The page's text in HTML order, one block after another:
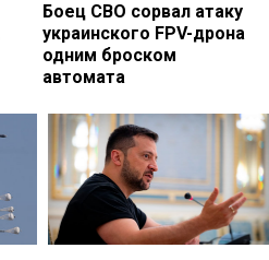
Боец СВО сорвал атаку
украинского FPV-дрона
одним броском
автомата